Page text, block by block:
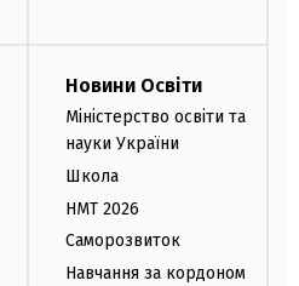
Новини Освіти
Міністерство освіти та
науки України
Школа
НМТ 2026
Саморозвиток
Навчання за кордоном